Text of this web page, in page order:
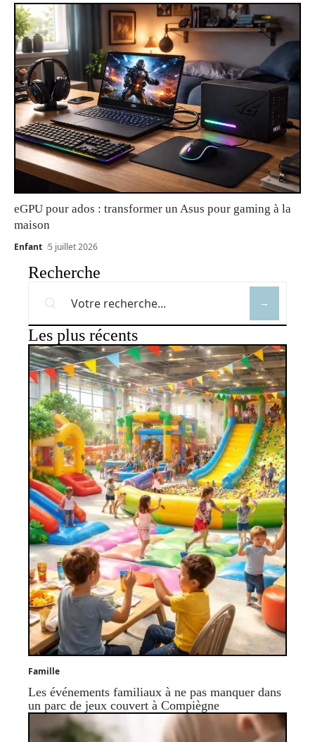
eGPU pour ados : transformer un Asus pour gaming à la
maison
Enfant 5 juillet 2026
Recherche
Les plus récents
Famille
Les événements familiaux à ne pas manquer dans
un parc de jeux couvert à Compiègne